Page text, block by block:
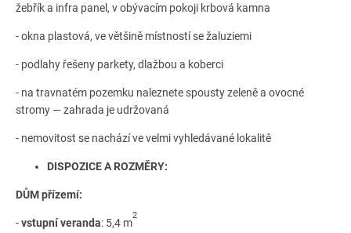
žebřík a infra panel, v obývacím pokoji krbová kamna
- okna plastová, ve většině místností se žaluziemi
- podlahy řešeny parkety, dlažbou a koberci
- na travnatém pozemku naleznete spousty zeleně a ovocné
stromy — zahrada je udržovaná
- nemovitost se nachází ve velmi vyhledávané lokalitě
DISPOZICE A ROZMĚRY:
DŮM přízemí:
-vstupní veranda: 5,4 m
2